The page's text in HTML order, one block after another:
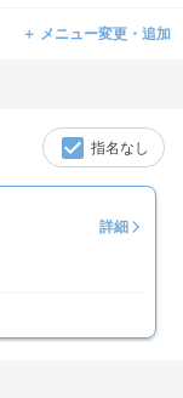
＋ メニュー変更・追加
指名なし
詳細